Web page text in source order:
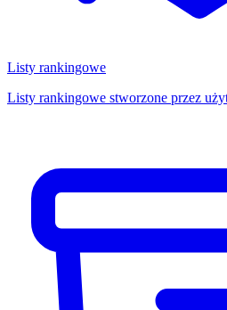
Listy rankingowe
Listy rankingowe stworzone przez